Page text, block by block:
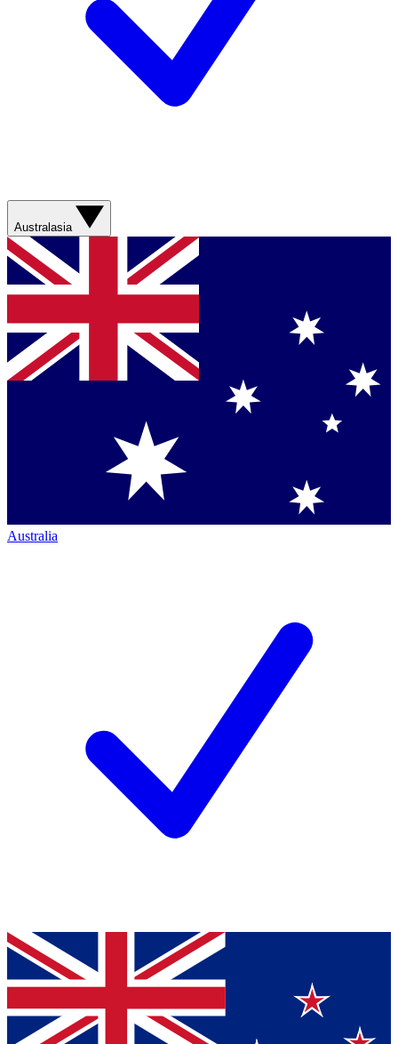
Australasia
Australia